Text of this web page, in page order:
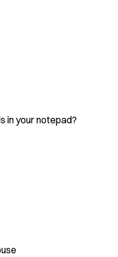
in your notepad?